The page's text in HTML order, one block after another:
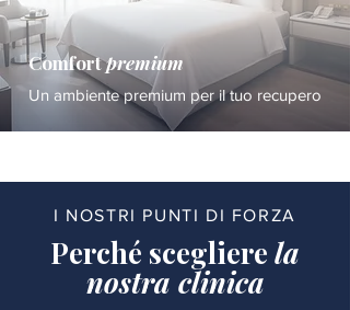
Comfortpremium
Un ambiente premium per il tuo recupero
I NOSTRI PUNTI DI FORZA
Perché scegliere la
nostra clinica